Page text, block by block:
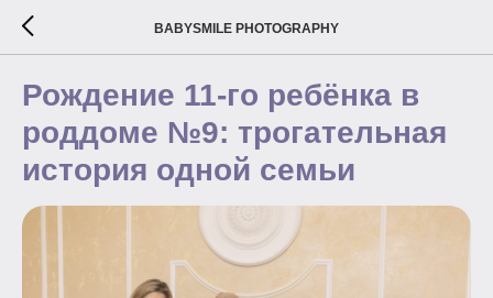
BABYSMILE PHOTOGRAPHY
Рождение 11-го ребёнка в
роддоме №9: трогательная
история одной семьи